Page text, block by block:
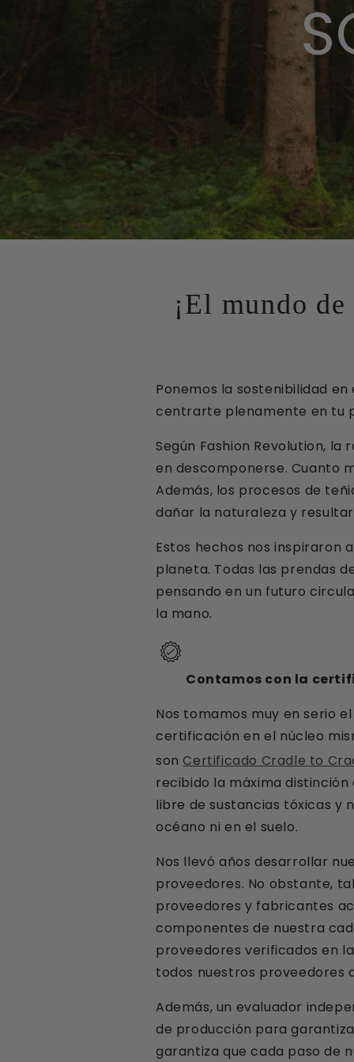
¡El mundo
Ponemos la sostenibilidad
centrarte plenamente en tu
Según Fashion Revolution,
en descomponerse. Cuanto
Además, los procesos de
dañar la naturaleza y
Estos hechos nos
planeta. Todas las prendas
pensando en un futuro
la mano.
Contamos con la
Nos tomamos muy en serio
certificación en el núcleo
sonCertificado Cradle to
recibido la máxima
libre de sustancias tóxicas y
océano ni en el suelo.
Nos llevó años desarrollar
proveedores. No obstante,
proveedores y fabricantes
componentes de nuestra
proveedores verificados en
todos nuestros proveedores
Además, un evaluador
de producción para
garantiza que cada paso de